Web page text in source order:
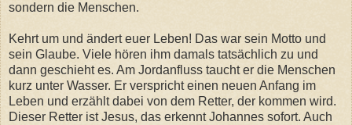
sondern die Menschen.
Kehrt um und ändert euer Leben! Das war sein Motto und
sein Glaube. Viele hören ihm damals tatsächlich zu und
dann geschieht es. Am Jordanfluss taucht er die Menschen
kurz unter Wasser. Er verspricht einen neuen Anfang im
Leben und erzählt dabei von dem Retter, der kommen wird.
Dieser Retter ist Jesus, das erkennt Johannes sofort. Auch